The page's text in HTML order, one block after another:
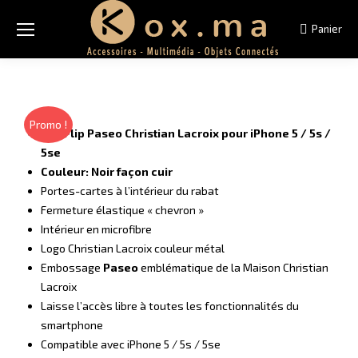
Panier
Promo !
Etui Flip Paseo Christian Lacroix pour iPhone 5 / 5s /
5se
Couleur: Noir façon cuir
Portes-cartes à l’intérieur du rabat
Fermeture élastique « chevron »
Intérieur en microfibre
Logo Christian Lacroix couleur métal
Embossage Paseoemblématique de la Maison Christian
Lacroix
Laisse l’accès libre à toutes les fonctionnalités du
smartphone
Compatible avec iPhone 5 / 5s / 5se